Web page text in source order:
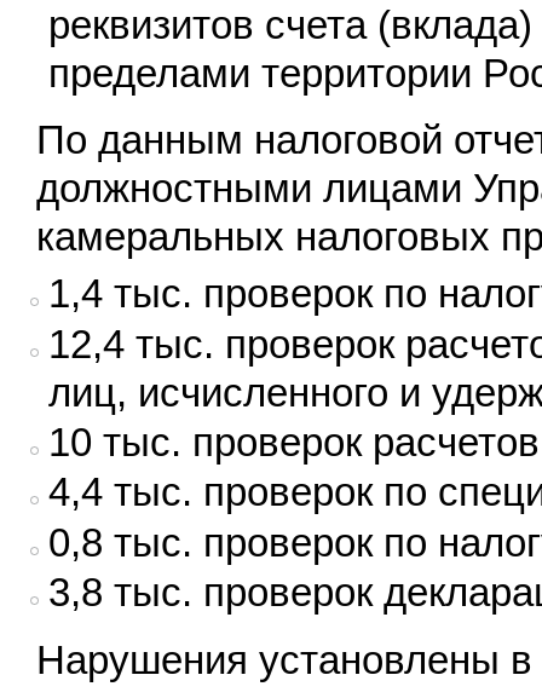
реквизитов счета
пределами территории
По данным налоговой
должностными лицами
камеральных налоговых
1,4 тыс. проверок по
12,4 тыс. проверок
лиц, исчисленного и
10 тыс. проверок
4,4 тыс. проверок по
0,8 тыс. проверок по
3,8 тыс. проверок
Нарушения установлены